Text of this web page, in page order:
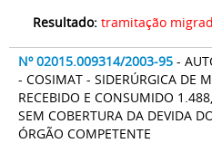
Resultado: tramitação
Nº 02015.009314/2003-95 -
- COSIMAT - SIDERÚRGICA DE
RECEBIDO E CONSUMIDO
SEM COBERTURA DA DEVIDA
ÓRGÃO COMPETENTE